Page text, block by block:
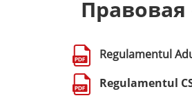
Правовая
Regulamentul
Regulamentul